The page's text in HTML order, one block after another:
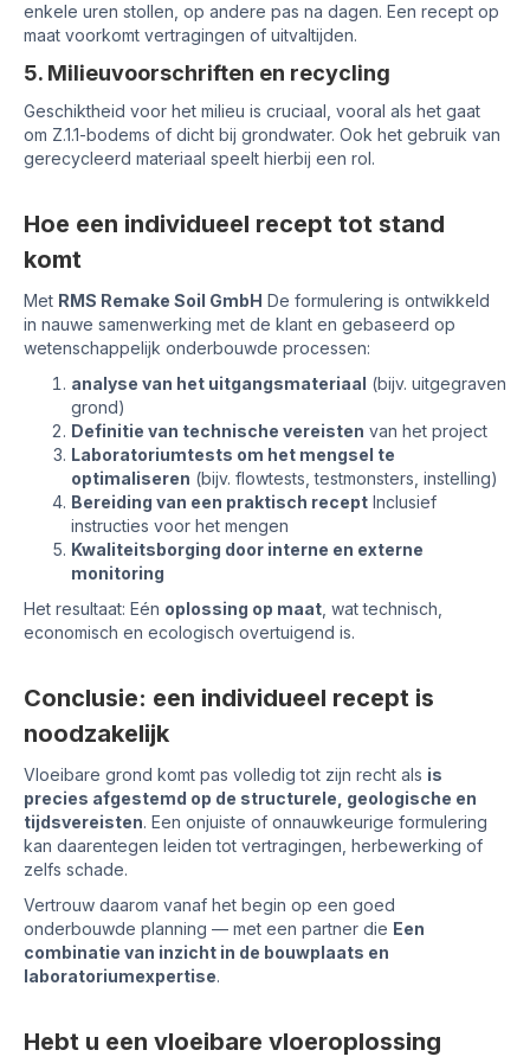
enkele uren stollen, op andere pas na dagen. Een recept op
maat voorkomt vertragingen of uitvaltijden.
5. Milieuvoorschriften en recycling
Geschiktheid voor het milieu is cruciaal, vooral als het gaat
om Z.1.1-bodems of dicht bij grondwater. Ook het gebruik van
gerecycleerd materiaal speelt hierbij een rol.
Hoe een individueel recept tot stand
komt
Met RMS Remake Soil GmbH De formulering is ontwikkeld
in nauwe samenwerking met de klant en gebaseerd op
wetenschappelijk onderbouwde processen:
analyse van het uitgangsmateriaal (bijv. uitgegraven
grond)
Definitie van technische vereisten van het project
Laboratoriumtests om het mengsel te
optimaliseren (bijv. flowtests, testmonsters, instelling)
Bereiding van een praktisch recept Inclusief
instructies voor het mengen
Kwaliteitsborging door interne en externe
monitoring
Het resultaat: Eén oplossing op maat , wat technisch,
economisch en ecologisch overtuigend is.
Conclusie: een individueel recept is
noodzakelijk
Vloeibare grond komt pas volledig tot zijn recht als is
precies afgestemd op de structurele, geologische en
tijdsvereisten. Een onjuiste of onnauwkeurige formulering
kan daarentegen leiden tot vertragingen, herbewerking of
zelfs schade.
Vertrouw daarom vanaf het begin op een goed
onderbouwde planning — met een partner die Een
combinatie van inzicht in de bouwplaats en
laboratoriumexpertise.
Hebt u een vloeibare vloeroplossing